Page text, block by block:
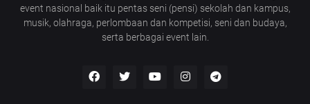
event nasional baik itu pentas seni (pensi) sekolah dan kampus,
musik, olahraga, perlombaan dan kompetisi, seni dan budaya,
serta berbagai event lain.